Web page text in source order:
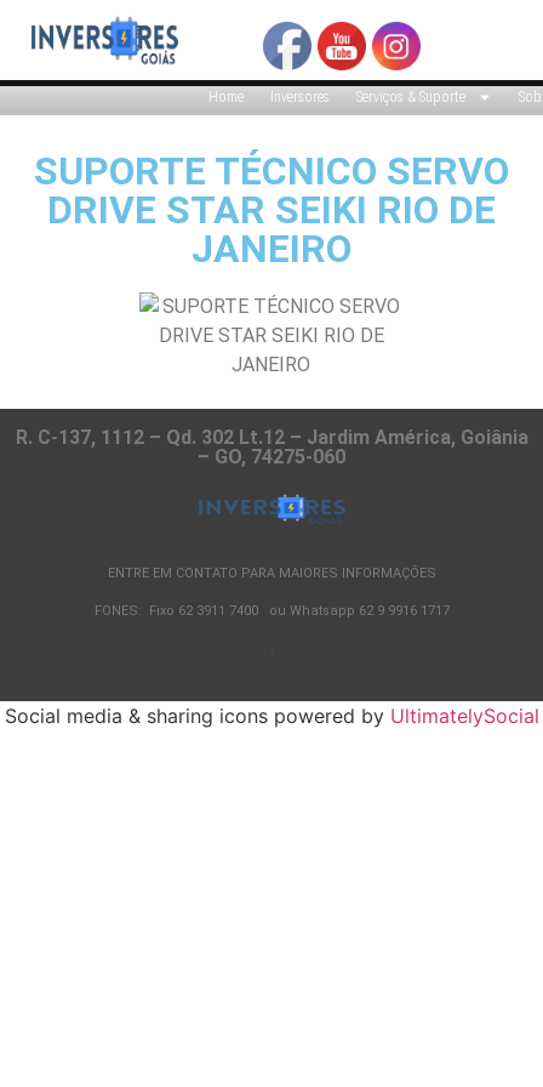
Home Inversores Serviços & Suporte
SUPORTE TÉCNICO SERVO
DRIVE STAR SEIKI RIO DE
JANEIRO
R. C-137, 1112 – Qd. 302 Lt.12 – Jardim América, Goiânia
– GO, 74275-060
ENTRE EM CONTATO PARA MAIORES INFORMAÇÕES
FONES: Fixo 62 3911 7400 ou Whatsapp 62 9 9916 1717
.
Social media & sharing icons powered by UltimatelySocial